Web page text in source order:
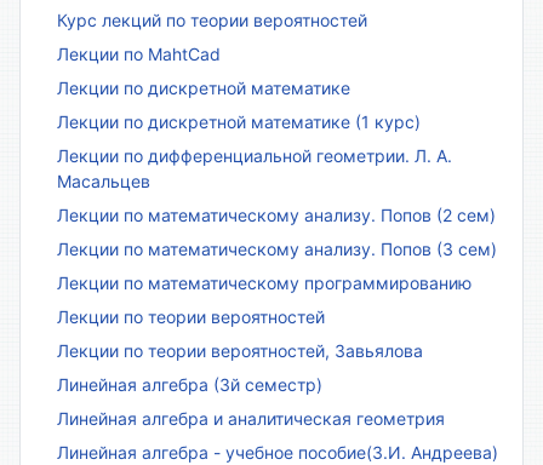
Курс лекций по теории вероятностей
Лекции по MahtCad
Лекции по дискретной математике
Лекции по дискретной математике (1 курс)
Лекции по дифференциальной геометрии. Л. А.
Масальцев
Лекции по математическому анализу. Попов (2 сем)
Лекции по математическому анализу. Попов (3 сем)
Лекции по математическому программированию
Лекции по теории вероятностей
Лекции по теории вероятностей, Завьялова
Линейная алгебра (3й семестр)
Линейная алгебра и аналитическая геометрия
Линейная алгебра - учебное пособие(З.И. Андреева)